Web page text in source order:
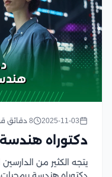
2025-11-03 8 دقائق قراءة
دكتوراه
يتجه الكثير من